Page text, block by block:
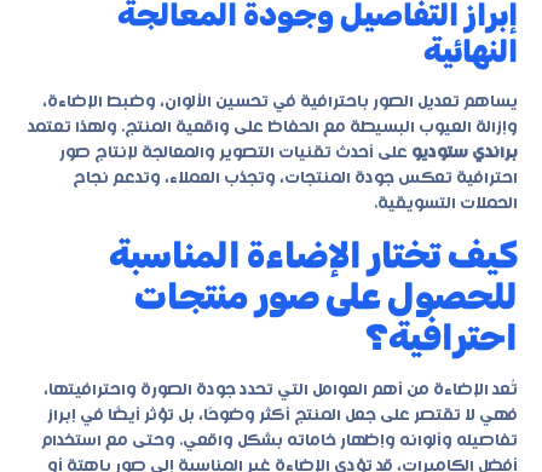
إبراز التفاصيل وجودة المعالجة
النهائية
يساهم تعديل الصور باحترافية في تحسين الألوان، وضبط الإضاءة،
وإزالة العيوب البسيطة مع الحفاظ على واقعية المنتج. ولهذا تعتمد
براندي ستوديو على أحدث تقنيات التصوير والمعالجة لإنتاج صور
احترافية تعكس جودة المنتجات، وتجذب العملاء، وتدعم نجاح
الحملات التسويقية.
كيف تختار الإضاءة المناسبة
للحصول على صور منتجات
احترافية؟
تُعد الإضاءة من أهم العوامل التي تحدد جودة الصورة واحترافيتها،
فهي لا تقتصر على جعل المنتج أكثر وضوحًا، بل تؤثر أيضًا في إبراز
تفاصيله وألوانه وإظهار خاماته بشكل واقعي. وحتى مع استخدام
أفضل الكاميرات، قد تؤدي الإضاءة غير المناسبة إلى صور باهتة أو